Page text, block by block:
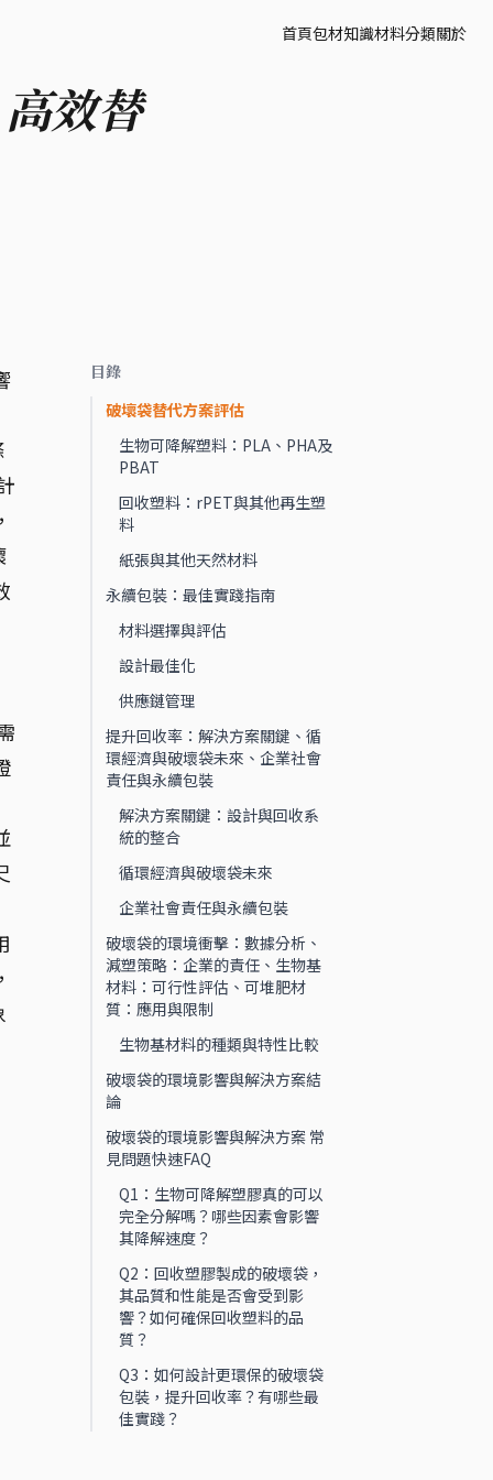
首頁包材知識材料分類關於
效替
目錄
破壞袋替代方案評估
生物可降解塑料：PLA、PHA及
PBAT
回收塑料：rPET與其他再生塑
料
紙張與其他天然材料
永續包裝：最佳實踐指南
材料選擇與評估
設計最佳化
供應鏈管理
提升回收率：解決方案關鍵、循
環經濟與破壞袋未來、企業社會
責任與永續包裝
解決方案關鍵：設計與回收系
統的整合
循環經濟與破壞袋未來
企業社會責任與永續包裝
破壞袋的環境衝擊：數據分析、
減塑策略：企業的責任、生物基
材料：可行性評估、可堆肥材
質：應用與限制
生物基材料的種類與特性比較
破壞袋的環境影響與解決方案結
論
破壞袋的環境影響與解決方案 常
見問題快速FAQ
Q1：生物可降解塑膠真的可以
完全分解嗎？哪些因素會影響
其降解速度？
Q2：回收塑膠製成的破壞袋，
其品質和性能是否會受到影
響？如何確保回收塑料的品
質？
Q3：如何設計更環保的破壞袋
包裝，提升回收率？有哪些最
佳實踐？